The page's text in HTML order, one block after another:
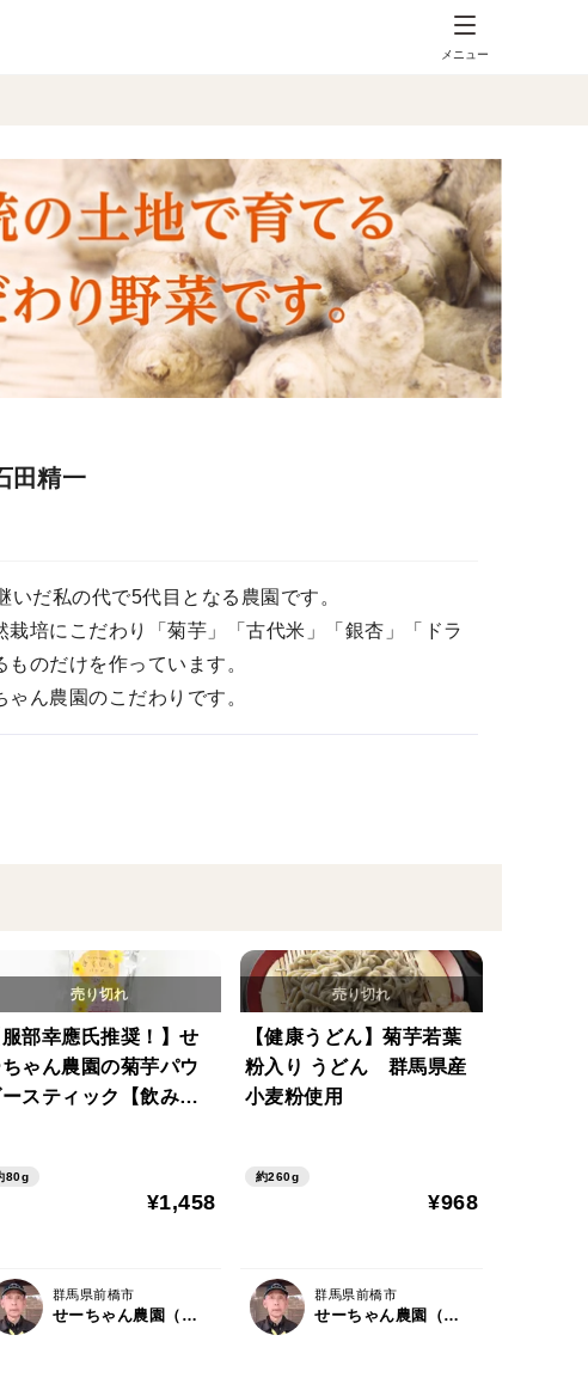
メニュー
田精一
だ私の代で5代目となる農園です。
培にこだわり「菊芋」「古代米」「銀杏」「ドラ
のだけを作っています。
ん農園のこだわりです。
服部幸應氏推奨！】せ
ゃん農園の菊芋パウ
スティック【飲みや
に摂れる！】
80g
¥1,458
群馬県前橋市
せーちゃん農園（石田農園）
【健康うどん】菊芋若葉
粉入り うどん 群馬県産
小麦粉使用
約260g
¥968
群馬県前橋市
せーちゃん農園（石田農園）